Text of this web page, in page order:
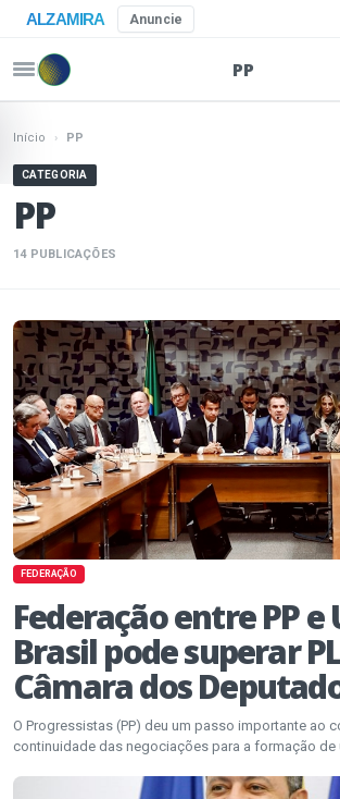
ALZAMIRA Anuncie
PP
Início › PP
CATEGORIA
PP
14 PUBLICAÇÕES
FEDERAÇÃO
Federação entre PP e
Brasil pode superar
Câmara dos
O Progressistas (PP) deu um passo importante ao
continuidade das negociações para a formação de